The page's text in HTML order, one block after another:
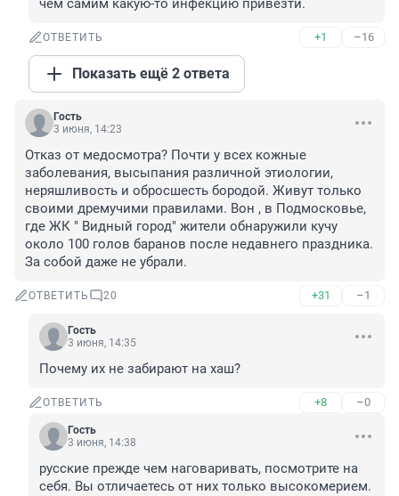
чем самим какую-то инфекцию привезти.
ОТВЕТИТЬ +1 –16
Показать ещё 2 ответа
Гость
3 июня, 14:23
Отказ от медосмотра? Почти у всех кожные
заболевания, высыпания различной этиологии,
неряшливость и обросшесть бородой. Живут только
своими дремучими правилами. Вон , в Подмосковье,
где ЖК " Видный город" жители обнаружили кучу
около 100 голов баранов после недавнего праздника.
За собой даже не убрали.
ОТВЕТИТЬ 20 +31 –1
Гость
3 июня, 14:35
Почему их не забирают на хаш?
ОТВЕТИТЬ +8 –0
Гость
3 июня, 14:38
русские прежде чем наговаривать, посмотрите на
себя. Вы отличаетесь от них только высокомерием.